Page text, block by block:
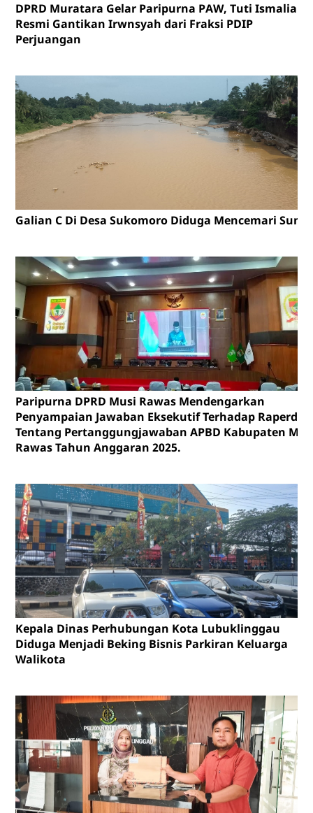
DPRD Muratara Gelar Paripurna PAW, Tuti Ismalia
Resmi Gantikan Irwnsyah dari Fraksi PDIP
Perjuangan
Galian C Di Desa Sukomoro Diduga Mencemari
Paripurna DPRD Musi Rawas Mendengarkan
Penyampaian Jawaban Eksekutif Terhadap Raperda
Tentang Pertanggungjawaban APBD Kabupaten
Rawas Tahun Anggaran 2025.
Kepala Dinas Perhubungan Kota Lubuklinggau
Diduga Menjadi Beking Bisnis Parkiran Keluarga
Walikota